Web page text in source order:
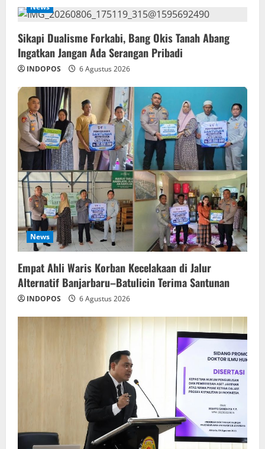
News
Sikapi Dualisme Forkabi, Bang Okis Tanah Abang
Ingatkan Jangan Ada Serangan Pribadi
INDOPOS 6 Agustus 2026
News
Empat Ahli Waris Korban Kecelakaan di Jalur
Alternatif Banjarbaru–Batulicin Terima Santunan
INDOPOS 6 Agustus 2026